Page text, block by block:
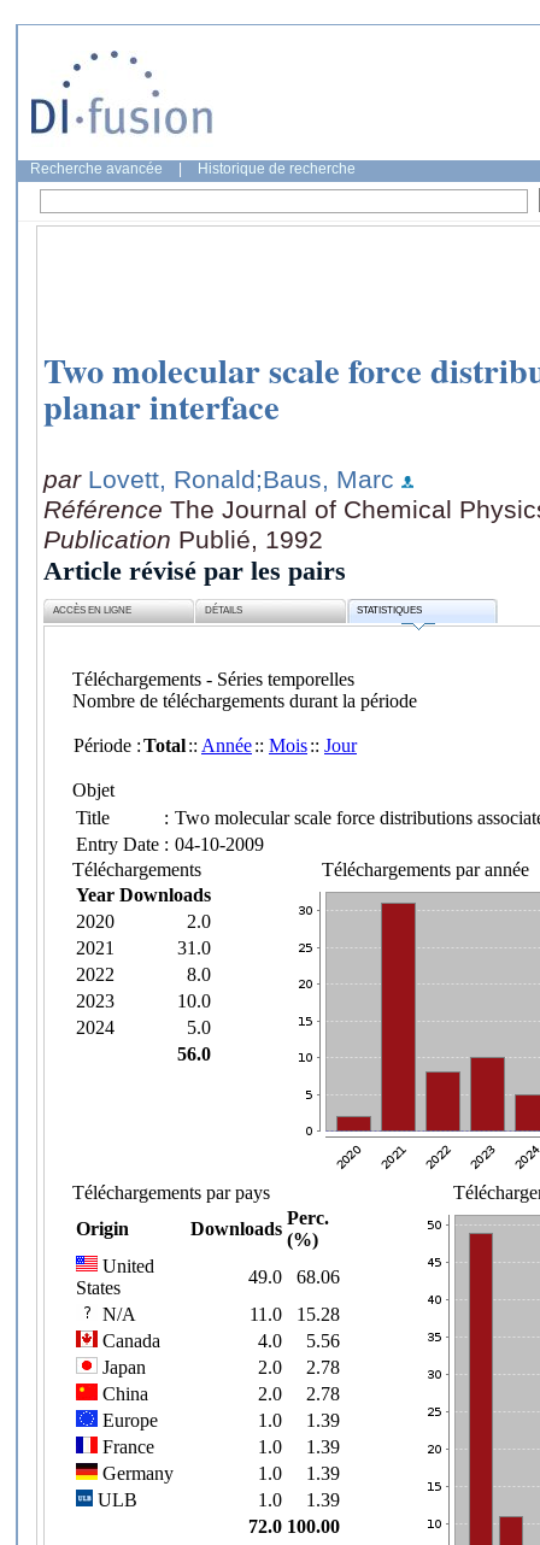
Recherche avancée Historique de recherche
Two molecular scale force
planar interface
par Lovett, Ronald;Baus, Marc
Référence The Journal of Chemical
Publication Publié, 1992
Article révisé par les pairs
ACCÈS EN LIGNE DÉTAILS STATISTIQUES